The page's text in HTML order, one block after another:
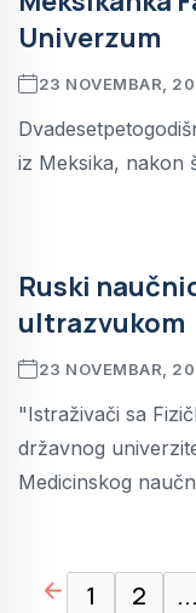
Univerzum
23 NOVEMBAR,
iz Meksika, nakon
Ruski
ultrazvukom
23 NOVEMBAR,
"Istraživači sa
državnog
Medicinskog
page left arrow
1 2 ...